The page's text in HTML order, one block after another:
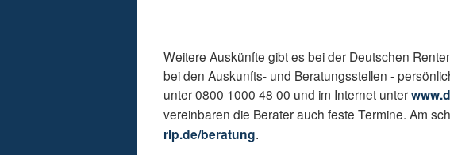
Weitere Auskünfte gibt es bei der Deutschen
bei den Auskunfts- und Beratungsstellen -
unter 0800 1000 48 00 und im Internet unter
vereinbaren die Berater auch feste Termine. Am
rlp.de/beratung.